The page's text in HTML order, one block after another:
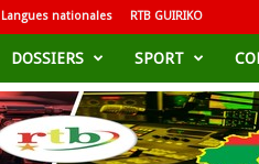
Langues nationales RTB GUIRIKO
DOSSIERS SPORT